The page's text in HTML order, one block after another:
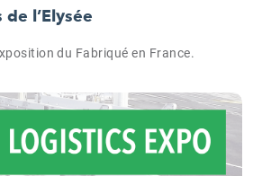
l’Elysée
du Fabriqué en France.